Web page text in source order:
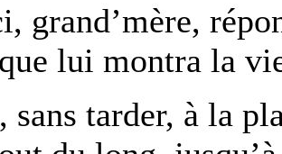
lui montra la
sans tarder, à la